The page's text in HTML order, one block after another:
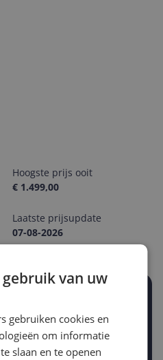
Hoogste prijs ooit
€ 1.499,00
Laatste prijsupdate
07-08-2026
geen prijsdaling
zakt
van uw
gebruiken cookies en
om informatie
slaan en te openen